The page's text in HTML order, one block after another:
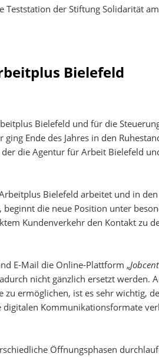
Teststation der Stiftung Solidarität
Bielefeld
Bielefeld und für die
Ende des Jahres in den
die Agentur für Arbeit Bielefeld
Bielefeld arbeitet und in
die neue Position unter
Kundenverkehr den Kontakt zu
E-Mail die Online-Plattform „
nicht gänzlich ersetzt werden.
zu ermöglichen, ist es sehr wichtig,
Kommunikationsformate
Öffnungsphasen